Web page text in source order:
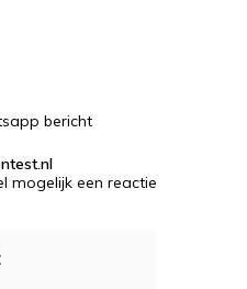
bericht
mogelijk een reactie